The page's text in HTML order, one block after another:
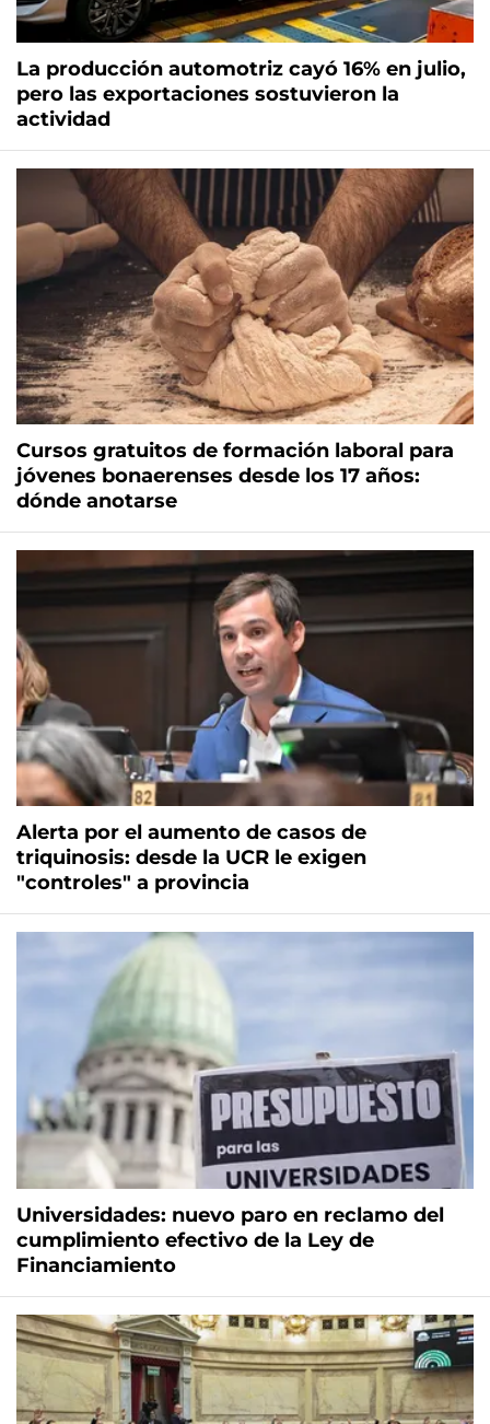
La producción automotriz cayó 16% en julio,
pero las exportaciones sostuvieron la
actividad
Cursos gratuitos de formación laboral para
jóvenes bonaerenses desde los 17 años:
dónde anotarse
Alerta por el aumento de casos de
triquinosis: desde la UCR le exigen
"controles" a provincia
Universidades: nuevo paro en reclamo del
cumplimiento efectivo de la Ley de
Financiamiento